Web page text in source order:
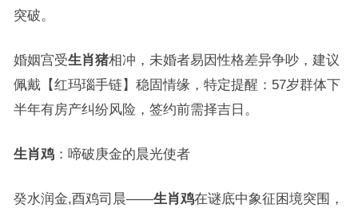
突破。
婚姻宫受生肖猪相冲，未婚者易因性格差异争吵，建议
佩戴【红玛瑙手链】稳固情缘，特定提醒：57岁群体下
半年有房产纠纷风险，签约前需择吉日。
生肖鸡：啼破庚金的晨光使者
癸水润金,酉鸡司晨——生肖鸡在谜底中象征困境突围，